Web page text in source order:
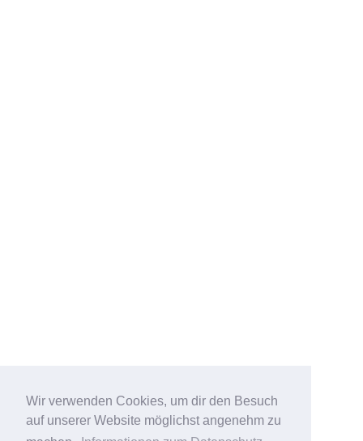
Wir verwenden Cookies, um dir den Besuch
auf unserer Website möglichst angenehm zu